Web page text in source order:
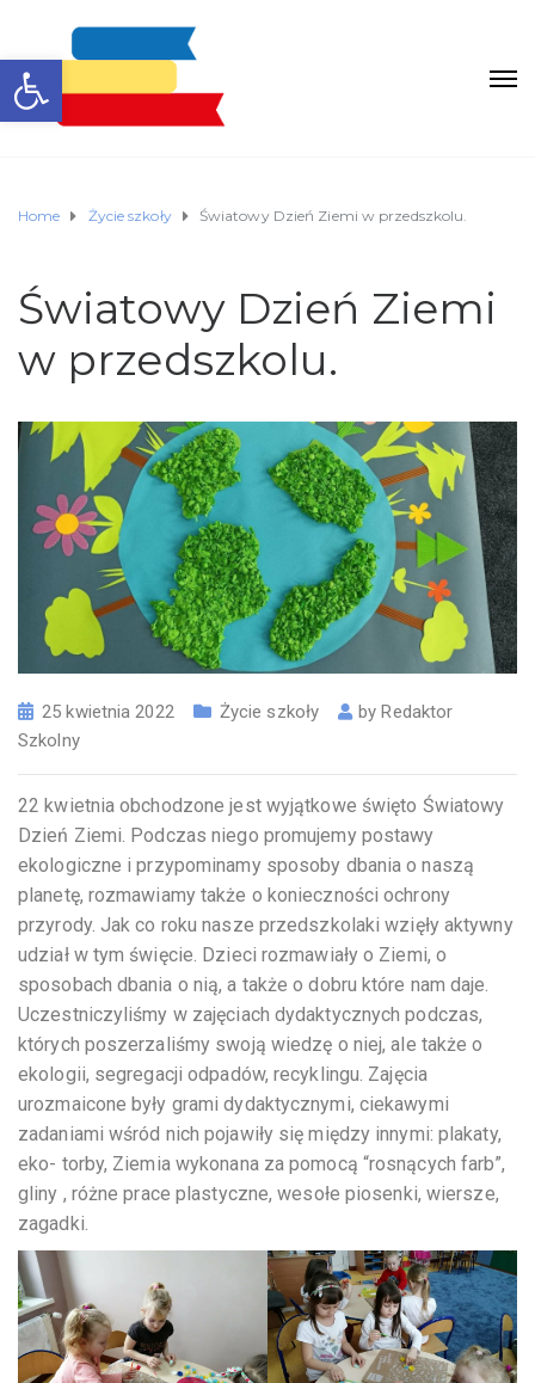
Otwórz pasek narzędzi
Home Życie szkoły Światowy Dzień Ziemi w przedszkolu.
Światowy Dzień Ziemi
w przedszkolu.
25 kwietnia 2022 Życie szkoły byRedaktor
Szkolny
22 kwietnia obchodzone jest wyjątkowe święto Światowy
Dzień Ziemi. Podczas niego promujemy postawy
ekologiczne i przypominamy sposoby dbania o naszą
planetę, rozmawiamy także o konieczności ochrony
przyrody. Jak co roku nasze przedszkolaki wzięły aktywny
udział w tym święcie. Dzieci rozmawiały o Ziemi, o
sposobach dbania o nią, a także o dobru które nam daje.
Uczestniczyliśmy w zajęciach dydaktycznych podczas,
których poszerzaliśmy swoją wiedzę o niej, ale także o
ekologii, segregacji odpadów, recyklingu. Zajęcia
urozmaicone były grami dydaktycznymi, ciekawymi
zadaniami wśród nich pojawiły się między innymi: plakaty,
eko- torby, Ziemia wykonana za pomocą “rosnących farb”,
gliny , różne prace plastyczne, wesołe piosenki, wiersze,
zagadki.